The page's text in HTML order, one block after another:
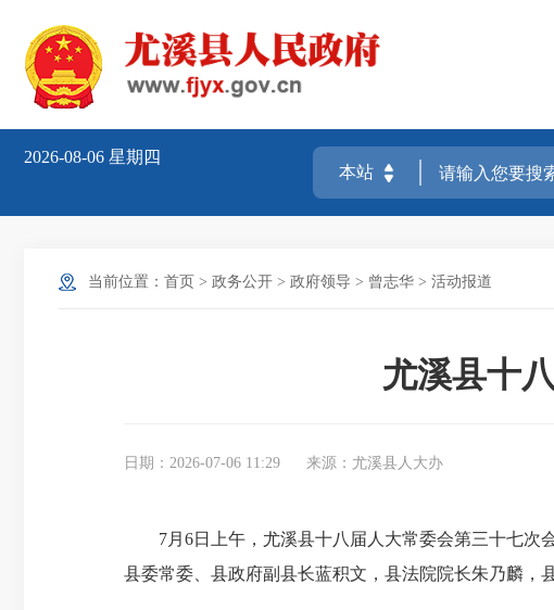
2026-08-06 星期四
当前位置： 首页 > 政务公开 > 政府领导 > 曾志华 > 活动报道
尤溪县十
日期：2026-07-06 11:29 来源：尤溪县人大办
7月6日上午，尤溪县十八届人大常委会第三十七次会
县委常委、县政府副县长蓝积文，县法院院长朱乃麟